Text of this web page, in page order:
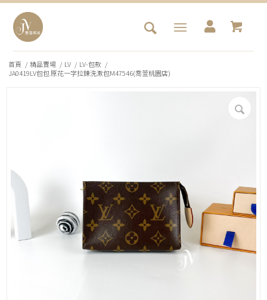
首頁 / 精品賣場 / LV / LV-包款 /
JA0419LV包包 原花一字拉鍊洗漱包M47546(喬萱桃園店)